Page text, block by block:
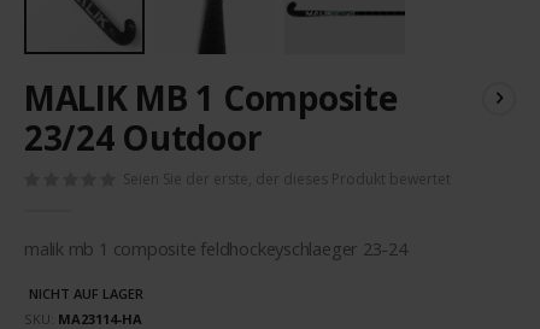
Anfang
der
Bildergalerie
MALIK MB 1 Composite
23/24 Outdoor
Seien Sie der erste, der dieses Produkt bewertet
malik mb 1 composite feldhockeyschlaeger 23-24
NICHT AUF LAGER
SKU MA23114-HA